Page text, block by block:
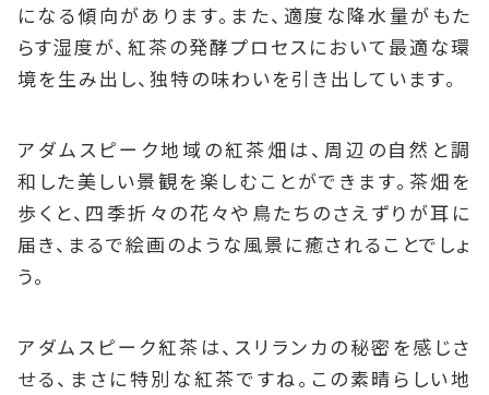
になる傾向があります。また、適度な降水量がもた
らす湿度が、紅茶の発酵プロセスにおいて最適な環
境を生み出し、独特の味わいを引き出しています。
アダムスピーク地域の紅茶畑は、周辺の自然と調
和した美しい景観を楽しむことができます。茶畑を
歩くと、四季折々の花々や鳥たちのさえずりが耳に
届き、まるで絵画のような風景に癒されることでしょ
う。
アダムスピーク紅茶は、スリランカの秘密を感じさ
せる、まさに特別な紅茶ですね。この素晴らしい地